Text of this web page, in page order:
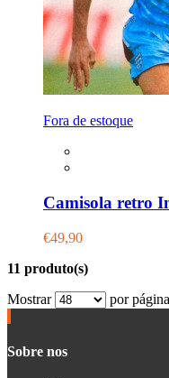
Fora de estoque
Camisola retro
€49,90
11 produto(s)
Mostrar
por
Sobre nos